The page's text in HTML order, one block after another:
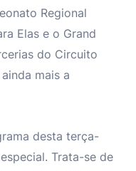
Regional
Elas e o Grand
do Circuito
mais a
desta terça-
Trata-se de